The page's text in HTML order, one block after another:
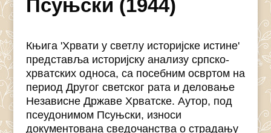
Псуњски (1944)
Књига 'Хрвати у светлу историјске истине'
представља историјску анализу српско-
хрватских односа, са посебним освртом на
период Другог светског рата и деловање
Независне Државе Хрватске. Аутор, под
псеудонимом Псуњски, износи
документована сведочанства о страдању